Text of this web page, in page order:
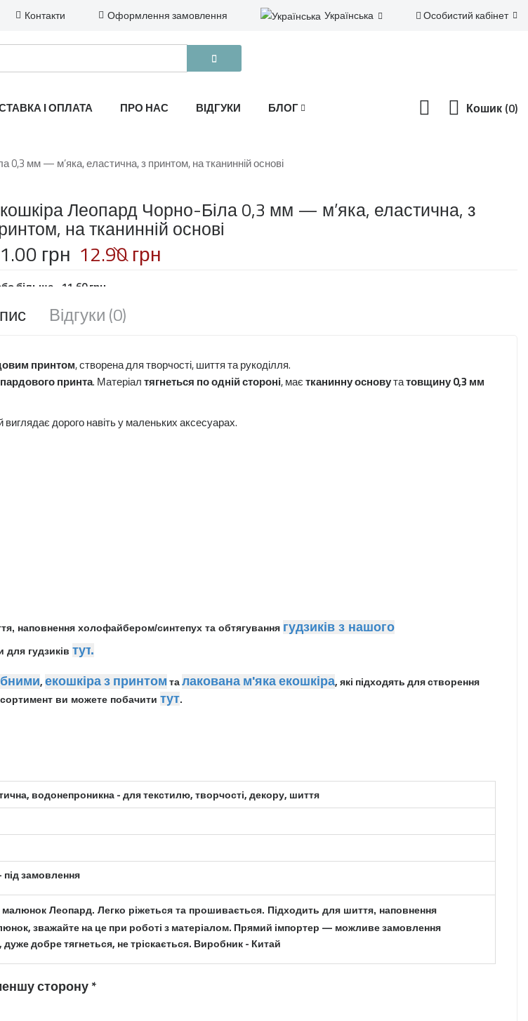
Контакти Оформлення замовлення Українська Особистий кабінет
І ОПЛАТА ПРО НАС ВІДГУКИ БЛОГ Кошик (0)
0,3 мм — м’яка, еластична, з принтом, на тканинній основі
Леопард Чорно-Біла 0,3 мм — м’яка, еластична, з
на тканинній основі
грн 12.90 грн
більше - 11.60 грн
товару: 190185
варіанти
Відгуки (0)
принтом, створена для творчості, шиття та рукоділля.
принта. Матеріалтягнеться по одній стороні, маєтканинну основутатовщину 0,3 мм
дорого навіть у маленьких аксесуарах.
наповнення холофайбером/синтепух та обтягування гудзиків з нашого
для гудзиків тут.
,екошкіра з принтомталакована м'яка екошкіра, які підходять для створення
ви можете побачити тут.
водонепроникна - для текстилю, творчості, декору, шиття
під замовлення
малюнок Леопард. Легко ріжеться та прошивається. Підходить для шиття, наповнення
зважайте на це при роботі з матеріалом. Прямий імпортер — можливе замовлення
добре тягнеться, не тріскається. Виробник - Китай
сторону *